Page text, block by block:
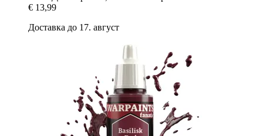
€ 13,99
Доставка до 17. август